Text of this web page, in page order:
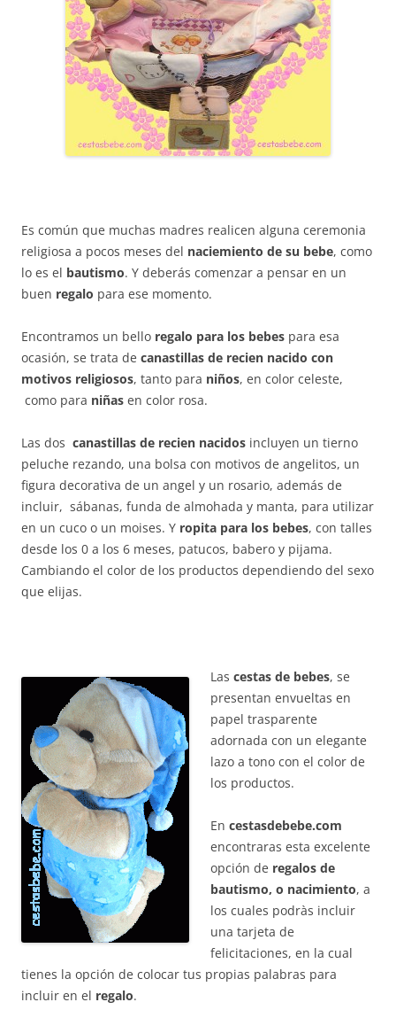
Es común que muchas madres realicen alguna ceremonia
religiosa a pocos meses del naciemiento de su bebe, como
lo es el bautismo. Y deberás comenzar a pensar en un
buen regalo para ese momento.
Encontramos un bello regalo para los bebes para esa
ocasión, se trata de canastillas de recien nacido con
motivos religiosos, tanto para niños, en color celeste,
como para niñas en color rosa.
Las dos canastillas de recien nacidos incluyen un tierno
peluche rezando, una bolsa con motivos de angelitos, un
figura decorativa de un angel y un rosario, además de
incluir, sábanas, funda de almohada y manta, para utilizar
en un cuco o un moises. Y ropita para los bebes, con talles
desde los 0 a los 6 meses, patucos, babero y pijama.
Cambiando el color de los productos dependiendo del sexo
que elijas.
Las cestas de bebes, se
presentan envueltas en
papel trasparente
adornada con un elegante
lazo a tono con el color de
los productos.
En cestasdebebe.com
encontraras esta excelente
opción de regalos de
bautismo, o nacimiento, a
los cuales podràs incluir
una tarjeta de
felicitaciones, en la cual
tienes la opción de colocar tus propias palabras para
incluir en el regalo.